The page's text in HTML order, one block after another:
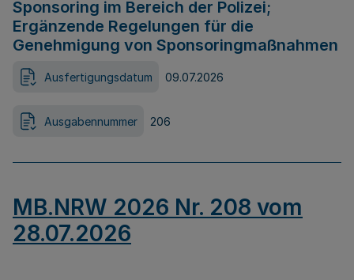
Sponsoring im Bereich der Polizei;
Ergänzende Regelungen für die
Genehmigung von Sponsoringmaßnahmen
Ausfertigungsdatum 09.07.2026
Ausgabennummer 206
MB.NRW 2026 Nr. 208 vom
28.07.2026